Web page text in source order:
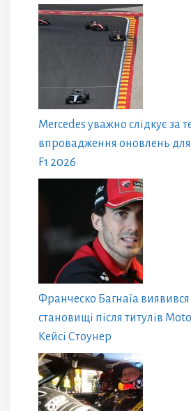
Mercedes уважно слідкує за
впровадження оновлень
F1 2026
Франческо Багнаїа
становищі після титулів
Кейсі Стоунер